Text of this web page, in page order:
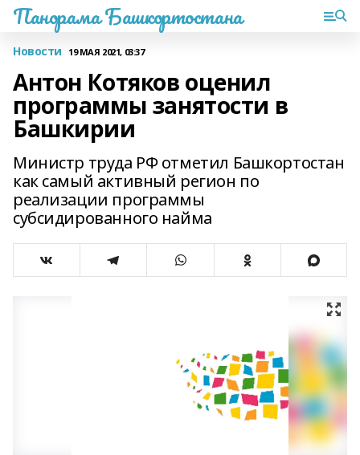
Панорама Башкортостана
Новости 19 МАЯ 2021, 03:37
Антон Котяков оценил
программы занятости в
Башкирии
Министр труда РФ отметил Башкортостан
как самый активный регион по
реализации программы
субсидированного найма